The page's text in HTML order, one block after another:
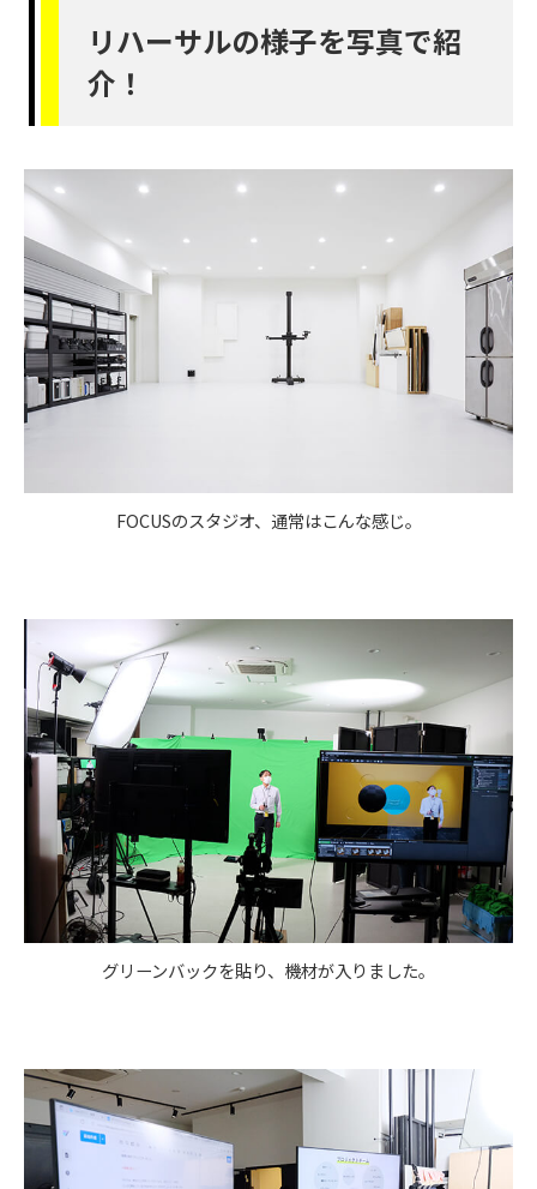
リハーサルの様子を写真で紹
介！
FOCUSのスタジオ、通常はこんな感じ。
グリーンバックを貼り、機材が入りました。